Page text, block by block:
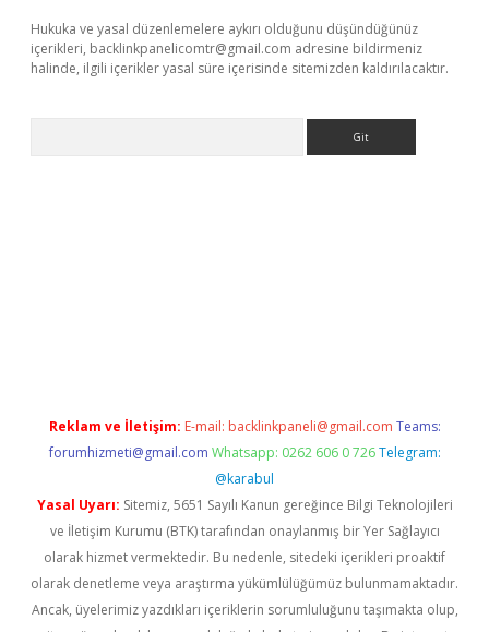
Hukuka ve yasal düzenlemelere aykırı olduğunu düşündüğünüz
içerikleri, backlinkpanelicomtr@gmail.com adresine bildirmeniz
halinde, ilgili içerikler yasal süre içerisinde sitemizden kaldırılacaktır.
Reklam ve İletişim: E-mail: backlinkpaneli@gmail.com Teams:
forumhizmeti@gmail.com Whatsapp: 0262 606 0 726 Telegram:
@karabul
Yasal Uyarı: Sitemiz, 5651 Sayılı Kanun gereğince Bilgi Teknolojileri
ve İletişim Kurumu (BTK) tarafından onaylanmış bir Yer Sağlayıcı
olarak hizmet vermektedir. Bu nedenle, sitedeki içerikleri proaktif
olarak denetleme veya araştırma yükümlülüğümüz bulunmamaktadır.
Ancak, üyelerimiz yazdıkları içeriklerin sorumluluğunu taşımakta olup,